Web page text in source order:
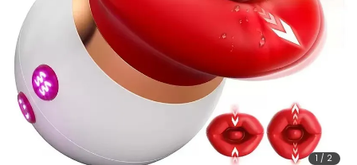
1 / 2